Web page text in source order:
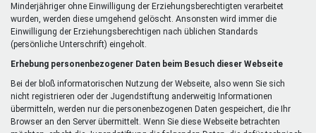
Minderjähriger ohne Einwilligung der Erziehungsberechtigten verarbeitet
wurden, werden diese umgehend gelöscht. Ansonsten wird immer die
Einwilligung der Erziehungsberechtigen nach üblichen Standards
(persönliche Unterschrift) eingeholt.
Erhebung personenbezogener Daten beim Besuch dieser Webseite
Bei der bloß informatorischen Nutzung der Webseite, also wenn Sie sich
nicht registrieren oder der Jugendstiftung anderweitig Informationen
übermitteln, werden nur die personenbezogenen Daten gespeichert, die Ihr
Browser an den Server übermittelt. Wenn Sie diese Webseite betrachten